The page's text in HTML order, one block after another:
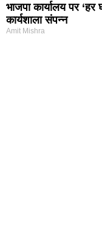
भाजपा कार्यालय पर ‘हर
कार्यशाला संपन्न
Amit Mishra